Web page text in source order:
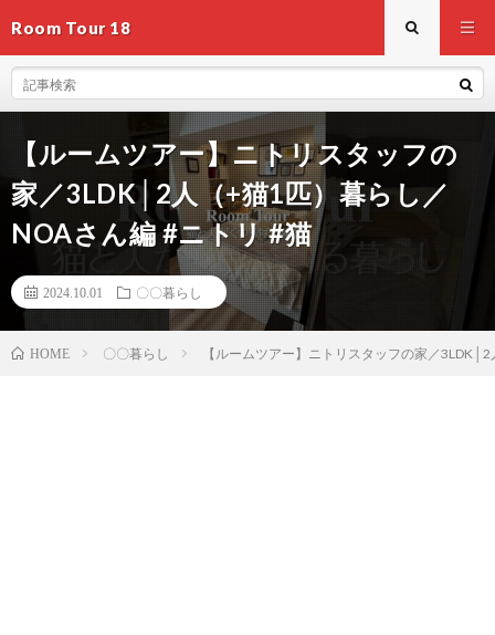
Room Tour 18
【ルームツアー】ニトリスタッフの
家／3LDK│2人（+猫1匹）暮らし／
NOAさん編 #ニトリ #猫
2024.10.01 〇〇暮らし
HOME 〇〇暮らし 【ルームツアー】ニトリスタッフの家／